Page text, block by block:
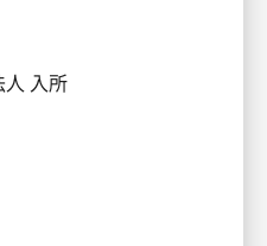
人 入所